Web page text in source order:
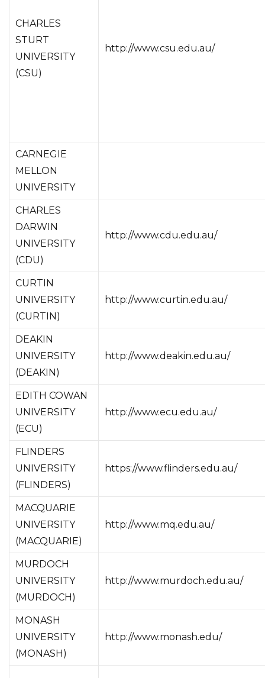
CHARLES
STURT
UNIVERSITY
(CSU)
http://www.csu.edu.au/
CARNEGIE
MELLON
UNIVERSITY
CHARLES
DARWIN
UNIVERSITY
(CDU)
http://www.cdu.edu.au/
CURTIN
UNIVERSITY
(CURTIN)
http://www.curtin.edu.au/
DEAKIN
UNIVERSITY
(DEAKIN)
http://www.deakin.edu.au/
EDITH COWAN
UNIVERSITY
(ECU)
http://www.ecu.edu.au/
FLINDERS
UNIVERSITY
(FLINDERS)
https://www.flinders.edu.au/
MACQUARIE
UNIVERSITY
(MACQUARIE)
http://www.mq.edu.au/
MURDOCH
UNIVERSITY
(MURDOCH)
http://www.murdoch.edu.au/
MONASH
UNIVERSITY
(MONASH)
http://www.monash.edu/